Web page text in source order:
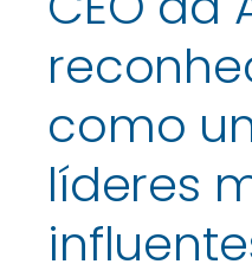
como
líderes